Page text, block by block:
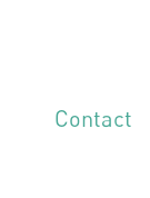
Contact